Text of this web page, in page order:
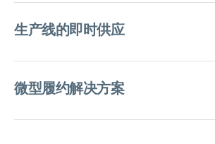
生产线的即时供应
微型履约解决方案